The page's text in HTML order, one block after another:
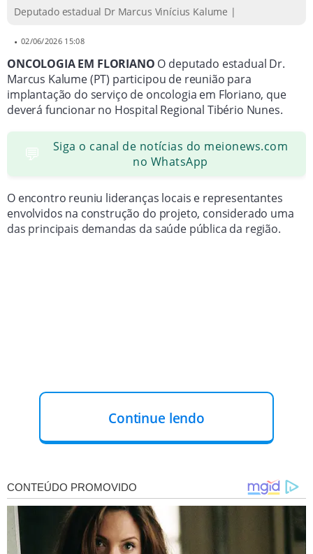
Dr. Marcus Kalume destacou que a implantação da
Deputado estadual Dr Marcus Vinícius Kalume |
• 02/06/2026 15:08
ONCOLOGIA EM FLORIANO O deputado estadual Dr.
Marcus Kalume (PT) participou de reunião para
implantação do serviço de oncologia em Floriano, que
deverá funcionar no Hospital Regional Tibério Nunes.
💬
Siga o canal de notícias do meionews.com
no WhatsApp
O encontro reuniu lideranças locais e representantes
envolvidos na construção do projeto, considerado uma
das principais demandas da saúde pública da região.
O QUE ACONTECEU:
Durante a reunião, foram debatidas as etapas
necessárias para a concretização do serviço, que
permitirá que pacientes em tratamento contra o câncer
tenham acesso a atendimento especializado mais
Continue lendo